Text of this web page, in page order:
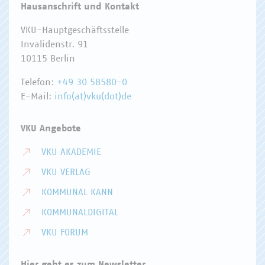
Hausanschrift und Kontakt
VKU-Hauptgeschäftsstelle
Invalidenstr. 91
10115 Berlin
Telefon: +49 30 58580-0
E-Mail: info(at)vku(dot)de
VKU Angebote
VKU AKADEMIE
VKU VERLAG
KOMMUNAL KANN
KOMMUNALDIGITAL
VKU FORUM